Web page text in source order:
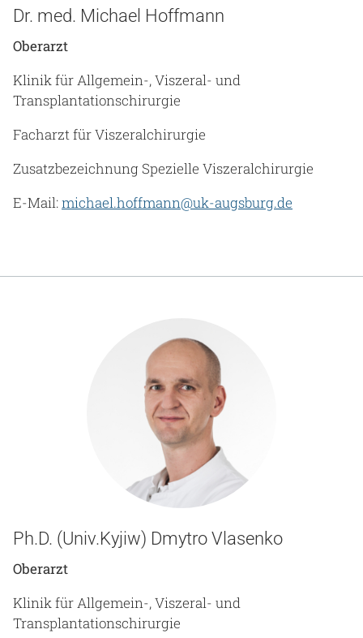
Dr. med. Michael Hoffmann
Oberarzt
Klinik für Allgemein-, Viszeral- und
Transplantationschirurgie
Facharzt für Viszeralchirurgie
Zusatzbezeichnung Spezielle Viszeralchirurgie
E-Mail:michael.hoffmann@uk-augsburg.de
Ph.D. (Univ.Kyjiw) Dmytro Vlasenko
Oberarzt
Klinik für Allgemein-, Viszeral- und
Transplantationschirurgie